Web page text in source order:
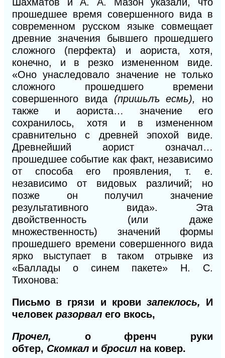
прошедшее время совершенного вида в
современном русском языке совмещает
древние значения бывшего прошедшего
сложного (перфекта) и аориста, хотя,
конечно, и в резко измененном виде.
«Оно унаследовало значение не только
сложного прошедшего времени
совершенного вида (пришьлъ есмь), но
также и аориста… значение его
сохранилось, хотя и в измененном
сравнительно с древней эпохой виде.
Древнейший аорист означал…
прошедшее событие как факт, независимо
от способа его проявления, т. е.
независимо от видовых различий; но
позже он получил значение
результативного вида». Эта
двойственность (или даже
множественность) значений формы
прошедшего времени совершенного вида
ярко выступает в таком отрывке из
«Баллады о синем пакете» Н.
С.
Тихонова:
Письмо в грязи и крови запеклось, И
человек разорвал его вкось,
Прочел, о френч руки
обтер, Скомкал и бросил на ковер.